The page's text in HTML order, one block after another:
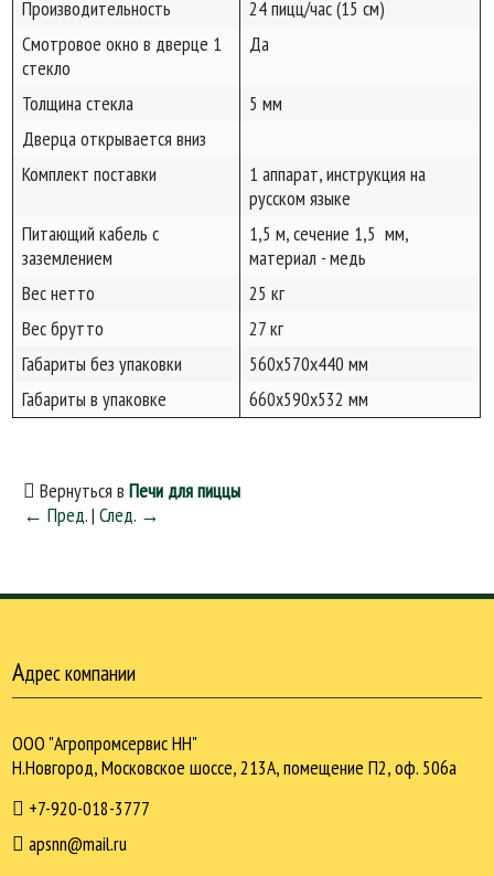
Производительность
24 пицц/час (15 см)
Смотровое окно в дверце 1
стекло
Да
Толщина стекла
5 мм
Дверца открывается вниз
Комплект поставки
1 аппарат, инструкция на
русском языке
Питающий кабель с
заземлением
1,5 м, сечение 1,5 мм,
материал - медь
Вес нетто
25 кг
Вес брутто
27 кг
Габариты без упаковки
560х570х440 мм
Габариты в упаковке
660х590х532 мм
Вернуться вПечи для пиццы
← Пред.|След. →
Адрес компании
ООО "Агропромсервис НН"
Н.Новгород, Московское шоссе, 213А, помещение П2, оф. 506а
+7-920-018-3777
apsnn@mail.ru